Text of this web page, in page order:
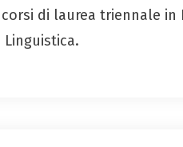
di laurea triennale in